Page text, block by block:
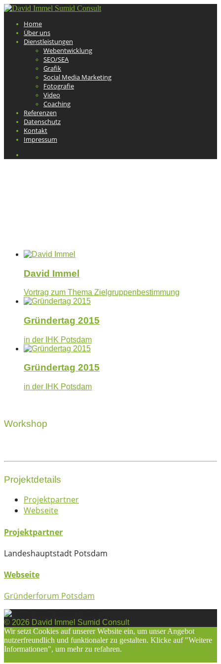
Home
Über uns
Dienstleistungen
Webentwicklung
SEO/SEA
Grafik
Social Media Marketing
Fotografie
Video
Coaching
Referenzen
Datenschutz
Kontakt
Impressum
David Immel
Vortrag zum Thema Zielgruppenbestimmung
Gründertag 2015
in der IHK Potsdam
Gründertag 2015
in der IHK Potsdam
Workshop
Projektdetails
Projektpartner
Webseite
Projektpartner
Landeshauptstadt Potsdam
Webseite
Gründerforum Potsdam
© 2026 David Immel Sumid Consult
Wir setzt Cookies auf unserer Website ein, um unser Angebot
nutzerfreundlich und funktionaler zu gestalten. Klicke auf "Weitere
Informationen", um mehr zu refahren.